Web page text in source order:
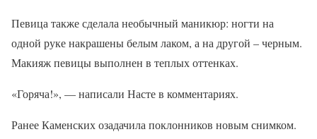
Певица также сделала необычный маникюр: ногти на
одной руке накрашены белым лаком, а на другой – черным.
Макияж певицы выполнен в теплых оттенках.
«Горяча!», — написали Насте в комментариях.
Ранее Каменских озадачила поклонников новым снимком.